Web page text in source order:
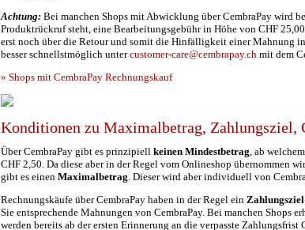
Achtung: Bei manchen Shops mit Abwicklung über CembraPay wird
Produktrückruf steht, eine Bearbeitungsgebühr in Höhe von CHF
erst noch über die Retour und somit die Hinfälligkeit einer Mahnung
besser schnellstmöglich untercustomer-care@cembrapay.ch mit dem
» Shops mit CembraPay Rechnungskauf
Konditionen zu Maximalbetrag, Zahlungsziel,
Über CembraPay gibt es prinzipiell keinen Mindestbetrag, ab
CHF 2,50. Da diese aber in der Regel vom Onlineshop übernommen
gibt es einen Maximalbetrag. Dieser wird aber individuell von
Rechnungskäufe über CembraPay haben in der Regel ein
Sie entsprechende Mahnungen von CembraPay. Bei manchen Shops
werden bereits ab der ersten Erinnerung an die verpasste